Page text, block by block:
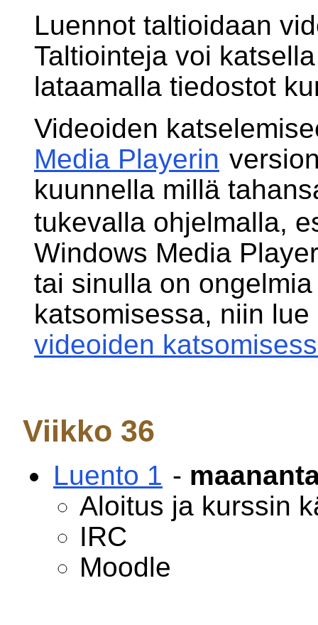
Luennot taltioidaan
Taltiointeja voi
lataamalla tiedostot
Videoiden
Media Playerin
kuunnella millä
tukevalla ohjelmalla,
Windows Media
tai sinulla on
katsomisessa, niin
videoiden
Viikko 36
Luento 1 -
Aloitus ja kurssin
IRC
Moodle